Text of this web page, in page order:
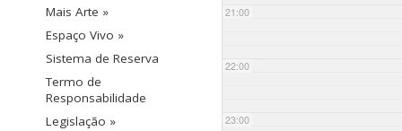
Mais Arte »
Espaço Vivo »
Sistema de Reserva
Termo de
Responsabilidade
Legislação »
21:00
22:00
23:00